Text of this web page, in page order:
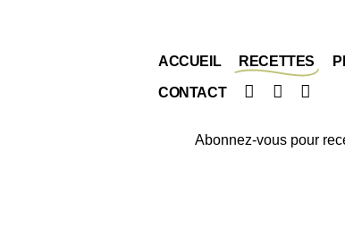
ACCUEIL RECETTES
CONTACT
Abonnez-vous pour